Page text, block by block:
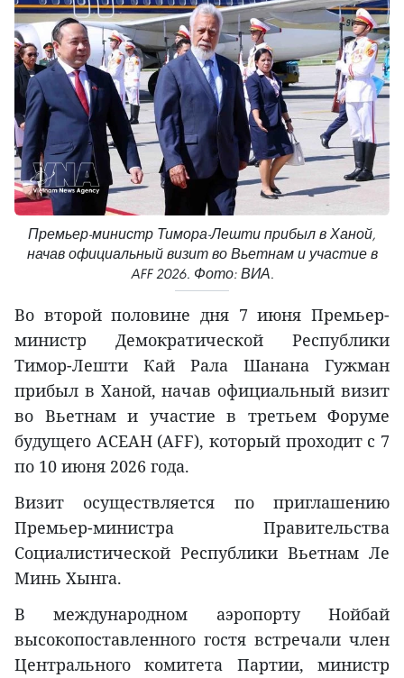
Премьер-министр Тимора-Лешти прибыл в Ханой,
начав официальный визит во Вьетнам и участие в
AFF 2026. Фото: ВИА.
Во второй половине дня 7 июня Премьер-
министр Демократической Республики
Тимор-Лешти Кай Рала Шанана Гужман
прибыл в Ханой, начав официальный визит
во Вьетнам и участие в третьем Форуме
будущего АСЕАН (AFF), который проходит с 7
по 10 июня 2026 года.
Визит осуществляется по приглашению
Премьер-министра Правительства
Социалистической Республики Вьетнам Ле
Минь Хынга.
В международном аэропорту Нойбай
высокопоставленного гостя встречали член
Центрального комитета Партии, министр